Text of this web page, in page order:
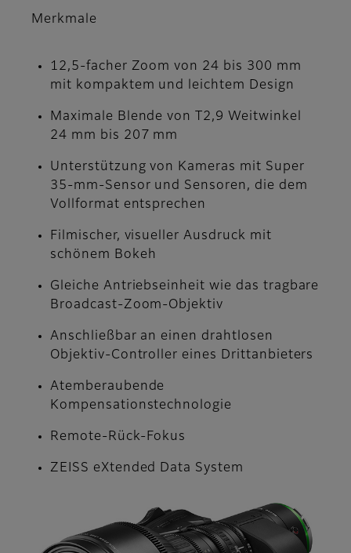
Merkmale
12,5-facher Zoom von 24 bis 300 mm
mit kompaktem und leichtem Design
Maximale Blende von T2,9 Weitwinkel
24 mm bis 207 mm
Unterstützung von Kameras mit Super
35-mm-Sensor und Sensoren, die dem
Vollformat entsprechen
Filmischer, visueller Ausdruck mit
schönem Bokeh
Gleiche Antriebseinheit wie das tragbare
Broadcast-Zoom-Objektiv
Anschließbar an einen drahtlosen
Objektiv-Controller eines Drittanbieters
Atemberaubende
Kompensationstechnologie
Remote-Rück-Fokus
ZEISS eXtended Data System